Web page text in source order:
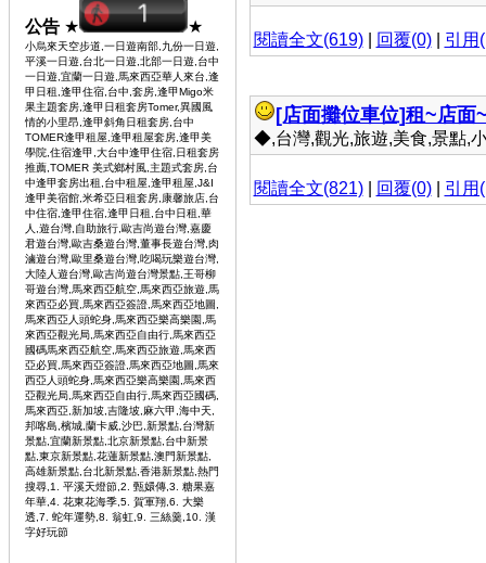
公告 ★ ★
小烏來天空步道,一日遊南部,九份一日遊,
平溪一日遊,台北一日遊,北部一日遊,台中
一日遊,宜蘭一日遊,馬來西亞華人來台,逢
甲日租,逢甲住宿,台中,套房,逢甲Migo米
果主題套房,逢甲日租套房Tomer,異國風
情的小里昂,逢甲斜角日租套房,台中
TOMER逢甲租屋,逢甲租屋套房,逢甲美
學院,住宿逢甲,大台中逢甲住宿,日租套房
推薦,TOMER 美式鄉村風,主題式套房,台
中逢甲套房出租,台中租屋,逢甲租屋,J&I
逢甲美宿館,米希亞日租套房,康馨旅店,台
中住宿,逢甲住宿,逢甲日租,台中日租,華
人,遊台灣,自助旅行,歐吉尚遊台灣,嘉慶
君遊台灣,歐吉桑遊台灣,董事長遊台灣,肉
滷遊台灣,歐里桑遊台灣,吃喝玩樂遊台灣,
大陸人遊台灣,歐吉尚遊台灣景點,王哥柳
哥遊台灣,馬來西亞航空,馬來西亞旅遊,馬
來西亞必買,馬來西亞簽證,馬來西亞地圖,
馬來西亞人頭蛇身,馬來西亞樂高樂園,馬
來西亞觀光局,馬來西亞自由行,馬來西亞
國碼馬來西亞航空,馬來西亞旅遊,馬來西
亞必買,馬來西亞簽證,馬來西亞地圖,馬來
西亞人頭蛇身,馬來西亞樂高樂園,馬來西
亞觀光局,馬來西亞自由行,馬來西亞國碼,
馬來西亞,新加坡,吉隆坡,麻六甲,海中天,
邦喀島,檳城,蘭卡威,沙巴,新景點,台灣新
景點,宜蘭新景點,北京新景點,台中新景
點,東京新景點,花蓮新景點,澳門新景點,
高雄新景點,台北新景點,香港新景點,熱門
搜尋,1. 平溪天燈節,2. 甄嬛傳,3. 糖果嘉
年華,4. 花東花海季,5. 賀軍翔,6. 大樂
透,7. 蛇年運勢,8. 翁虹,9. 三絲羹,10. 漢
字好玩節
閱讀全文(619)| 回覆(0)| 引用
[店面攤位車位]租~店面
◆,台灣,觀光,旅遊,美食,景點,
閱讀全文(821)| 回覆(0)| 引用